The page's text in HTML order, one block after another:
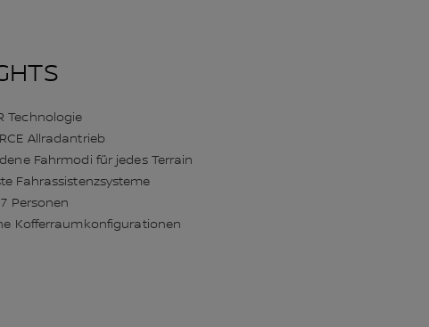
Technologie
Allradantrieb
Fahrmodi für jedes Terrain
Fahrassistenzsysteme
Personen
Kofferraumkonfigurationen